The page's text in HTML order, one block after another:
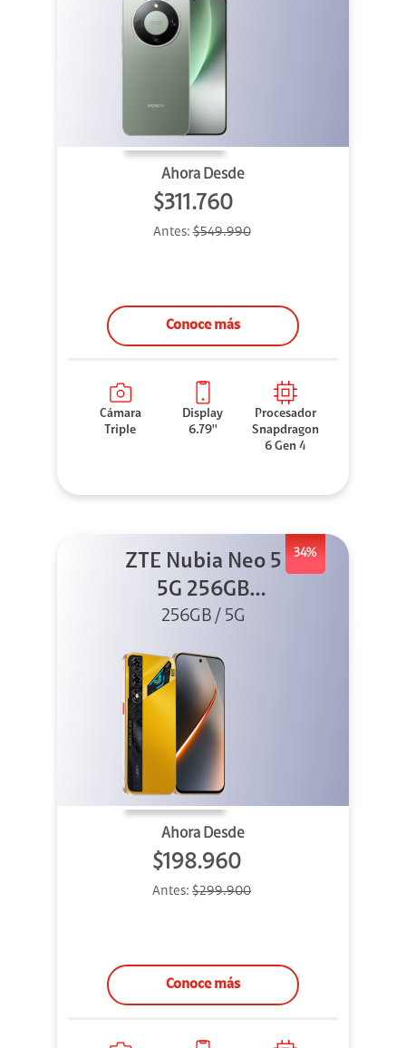
Ahora Desde
$311.760
Antes:$549.990
Conoce más
Cámara
Triple
Display
6.79''
Procesador
Snapdragon
6 Gen 4
34%
ZTE Nubia Neo 5
5G 256GB
Dorado
256GB / 5G
Ahora Desde
$198.960
Antes: $299.900
Conoce más